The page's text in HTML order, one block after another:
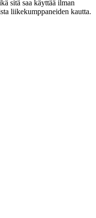
sitä saa käyttää ilman
liikekumppaneiden kautta.